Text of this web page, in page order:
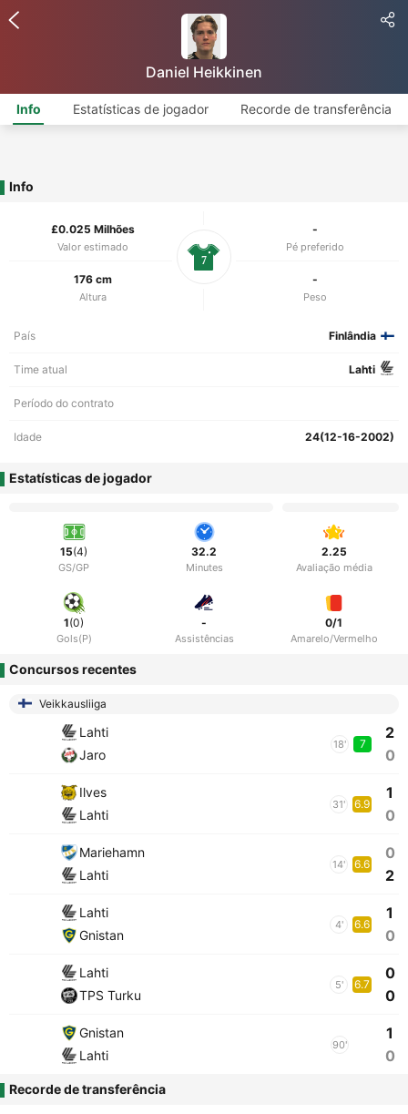
Daniel Heikkinen
Info Estatísticas de jogador Recorde de transferência
Info
£0.025 Milhões
Valor estimado
-
Pé preferido
176 cm
Altura
-
Peso
7
País Finlândia
Time atual Lahti
Período do contrato
Idade 24(12-16-2002)
Estatísticas de jogador
15(4)
GS/GP
32.2
Minutes
2.25
Avaliação média
1(0)
Gols(P)
-
Assistências
0/1
Amarelo/Vermelho
Concursos recentes
Veikkausliiga
Lahti
Jaro
18' 7
2
0
Ilves
Lahti
31' 6.9
1
0
Mariehamn
Lahti
14' 6.6
0
2
Lahti
Gnistan
4' 6.6
1
0
Lahti
TPS Turku
5' 6.7
0
0
Gnistan
Lahti
90'
1
0
Recorde de transferência